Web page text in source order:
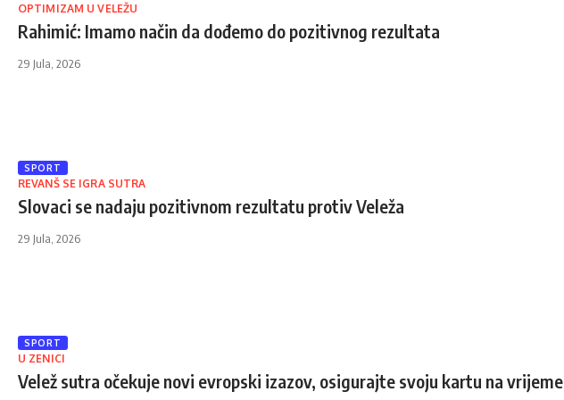
OPTIMIZAM U VELEŽU
Rahimić: Imamo način da dođemo do pozitivnog rezultata
29 Jula, 2026
SPORT
REVANŠ SE IGRA SUTRA
Slovaci se nadaju pozitivnom rezultatu protiv Veleža
29 Jula, 2026
SPORT
U ZENICI
Velež sutra očekuje novi evropski izazov, osigurajte svoju kartu na vrijeme